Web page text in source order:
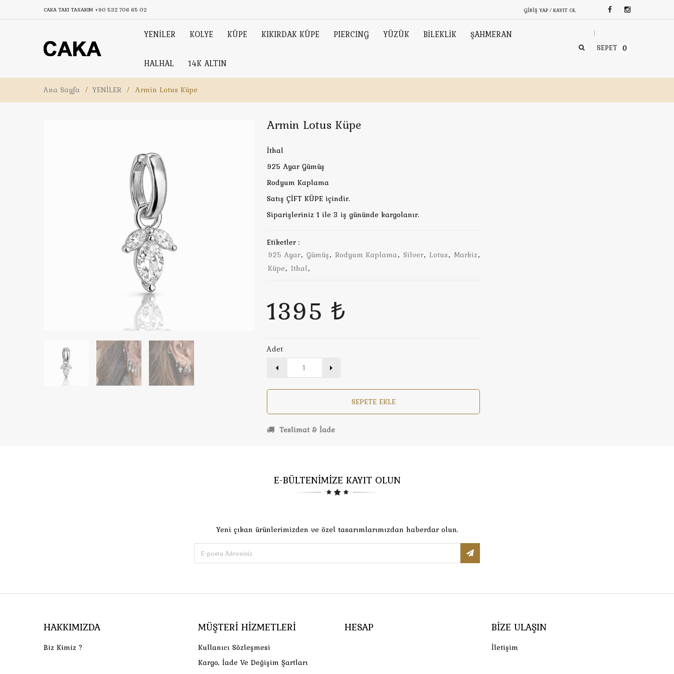
CAKA TAKI TASARIM +90 532 706 65 02 GIRIŞ YAP / KAYIT OL
YENİLER KOLYE KÜPE KIKIRDAK KÜPE PIERCING YÜZÜK BİLEKLİK ŞAHMERAN
HALHAL 14K ALTIN
SEPET 0
Ana Sayfa / YENİLER / Armin Lotus Küpe
Armin Lotus Küpe
İthal
925 Ayar Gümüş
Rodyum Kaplama
Satış ÇİFT KÜPE içindir.
Siparişleriniz 1 ile 3 iş gününde kargolanır.
Etiketler :
925 Ayar, Gümüş, Rodyum Kaplama, Silver, Lotus, Markiz,
Küpe, Ithal,
1395 ₺
Adet
SEPETE EKLE
Teslimat & İade
E-BÜLTENİMİZE KAYIT OLUN
Yeni çıkan ürünlerimizden ve özel tasarımlarımızdan haberdar olun.
HAKKIMIZDA
Biz Kimiz ?
MÜŞTERI HIZMETLERI
Kullanıcı Sözleşmesi
Kargo, İade Ve Değişim Şartları
HESAP BIZE ULAŞIN
İletişim